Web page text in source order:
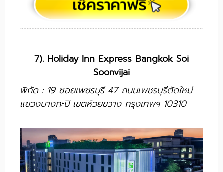
7). Holiday Inn Express Bangkok Soi
Soonvijai
พิกัด : 19 ซอยเพชรบุรี 47 ถนนเพชรบุรีตัดใหม่
แขวงบางกะปิ เขตห้วยขวาง กรุงเทพฯ 10310